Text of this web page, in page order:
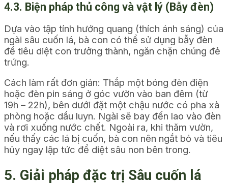
4.3. Biện pháp thủ công và vật lý (Bẫy đèn)
Dựa vào tập tính hướng quang (thích ánh sáng) của
ngài sâu cuốn lá, bà con có thể sử dụng bẫy đèn
để tiêu diệt con trưởng thành, ngăn chặn chúng đẻ
trứng.
Cách làm rất đơn giản: Thắp một bóng đèn điện
hoặc đèn pin sáng ở góc vườn vào ban đêm (từ
19h – 22h), bên dưới đặt một chậu nước có pha xà
phòng hoặc dầu luyn. Ngài sẽ bay đến lao vào đèn
và rơi xuống nước chết. Ngoài ra, khi thăm vườn,
nếu thấy các lá bị cuốn, bà con nên ngắt bỏ và tiêu
hủy ngay lập tức để diệt sâu non bên trong.
5. Giải pháp đặc trị Sâu cuốn lá